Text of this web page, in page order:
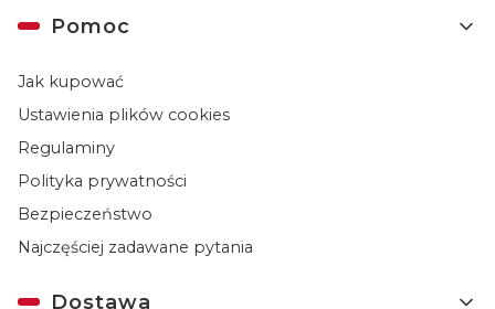
Linki w stopce
Pomoc
Jak kupować
Ustawienia plików cookies
Regulaminy
Polityka prywatności
Bezpieczeństwo
Najczęściej zadawane pytania
Dostawa